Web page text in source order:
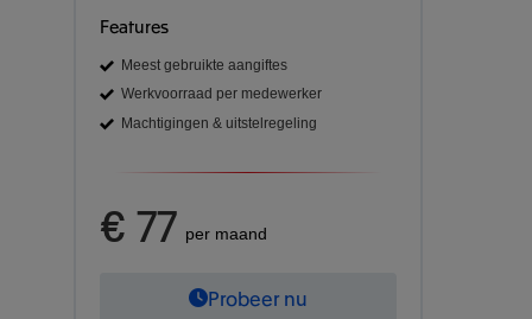
Features
Meest gebruikte aangiftes
Werkvoorraad per medewerker
Machtigingen & uitstelregeling
€ 77 per maand
Probeer nu